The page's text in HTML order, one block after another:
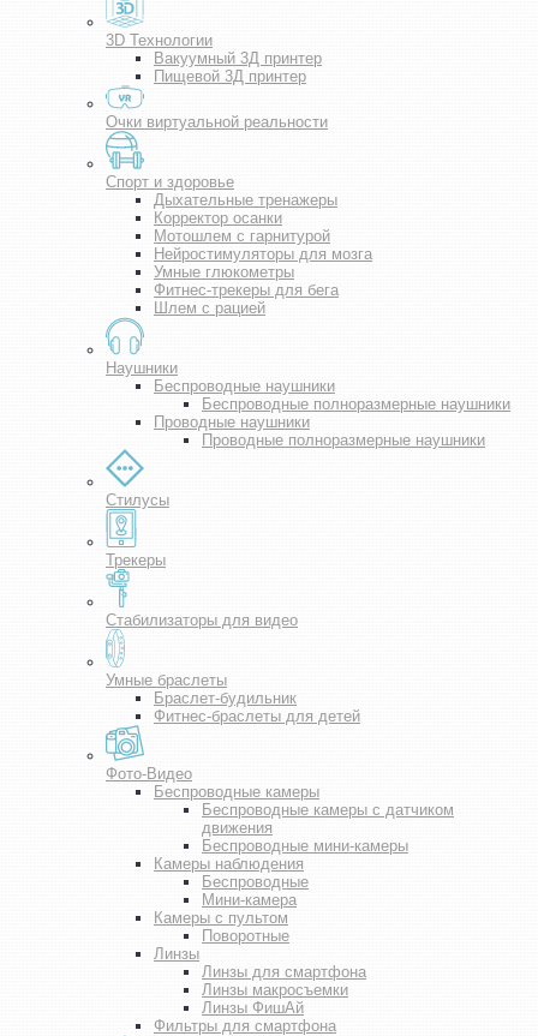
3D Технологии
Вакуумный 3Д принтер
Пищевой 3Д принтер
Очки виртуальной реальности
Спорт и здоровье
Дыхательные тренажеры
Корректор осанки
Мотошлем с гарнитурой
Нейростимуляторы для мозга
Умные глюкометры
Фитнес-трекеры для бега
Шлем с рацией
Наушники
Беспроводные наушники
Беспроводные полноразмерные наушники
Проводные наушники
Проводные полноразмерные наушники
Стилусы
Трекеры
Стабилизаторы для видео
Умные браслеты
Браслет-будильник
Фитнес-браслеты для детей
Фото-Видео
Беспроводные камеры
Беспроводные камеры с датчиком
движения
Беспроводные мини-камеры
Камеры наблюдения
Беспроводные
Мини-камера
Камеры с пультом
Поворотные
Линзы
Линзы для смартфона
Линзы макросъемки
Линзы ФишАй
Фильтры для смартфона